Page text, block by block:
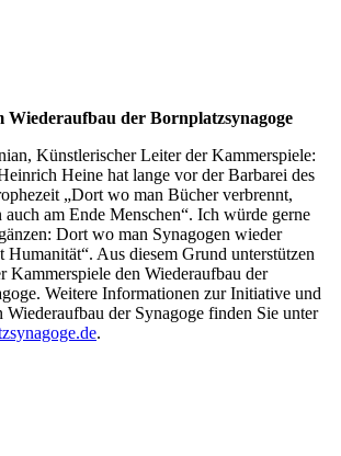
Wiederaufbau der Bornplatzsynagoge
Künstlerischer Leiter der Kammerspiele:
Heine hat lange vor der Barbarei des
„Dort wo man Bücher verbrennt,
auch am Ende Menschen“. Ich würde gerne
Dort wo man Synagogen wieder
Humanität“. Aus diesem Grund unterstützen
Kammerspiele den Wiederaufbau der
Weitere Informationen zur Initiative und
Wiederaufbau der Synagoge finden Sie unter
.